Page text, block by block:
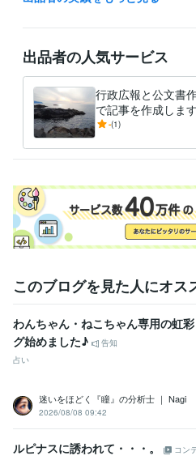
管理 / 総務 経験年数 : 14年
事務・ビジネスサポート / 事務（一般
ライフスタイル・その他 / 公務員
職歴
オフィス・イコアン 2021年6月 ~ 現
ビジネス・クリエイティブツール
Excel:25年Google スプレッドシート
文章の校正:25年
得意分野
ライティング・翻訳 文章作成と校
出品者の人気サービス
行政広報と公文書
で記事を作成しま
報と公文書作成の
-(1)
このブログを見た人にオス
わんちゃん・ねこちゃん専用の虹
グ始めました♪
告知
占い
迷いをほどく『瞳』の分析士 ｜ Nagi
2026/08/08 09:42
ルピナスに誘われて・・・。
コン